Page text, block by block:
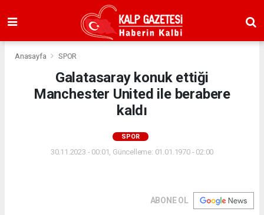
Anasayfa SPOR
Galatasaray konuk ettiği
Manchester United ile berabere
kaldı
SPOR
30.11.2023 - 00:01, Güncelleme: 01.01.1970 - 02:00
ABONE OL